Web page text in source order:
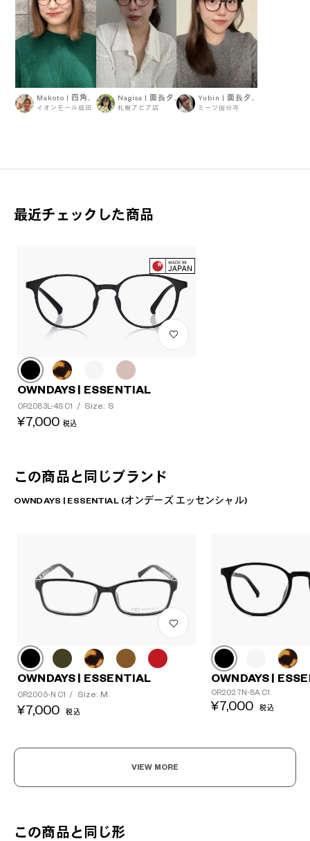
Makoto | 四角顔タイプ
イオンモール成田
Nagisa | 面長タイプ
札幌アピア店
Yubin | 面長タイプ
ミーツ国分寺
最近チェックした商品
OWNDAYS | ESSENTIAL
OR2083L-4S C1 / Size: S
¥7,000 税込
この商品と同じブランド
OWNDAYS | ESSENTIAL (オンデーズ エッセンシャル)
OWNDAYS | ESSENTIAL
OR2005-N C1 / Size: M
¥7,000 税込
OWNDAYS |
OR2027N-8A C1
¥7,000 税込
VIEW MORE
この商品と同じ形